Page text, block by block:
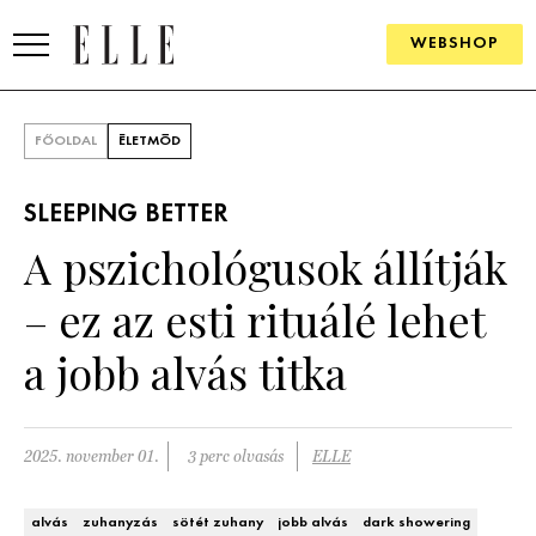
WEBSHOP
SZÉPSÉG
PSZICHÉ
ÉLETMÓD
PÁRKAPCSOLAT
FŐOLDAL ÉLETMÓD
SLEEPING BETTER
A pszichológusok állítják
– ez az esti rituálé lehet
a jobb alvás titka
2025. november 01. 3 perc olvasás ELLE
alvás zuhanyzás sötét zuhany jobb alvás
dark showering